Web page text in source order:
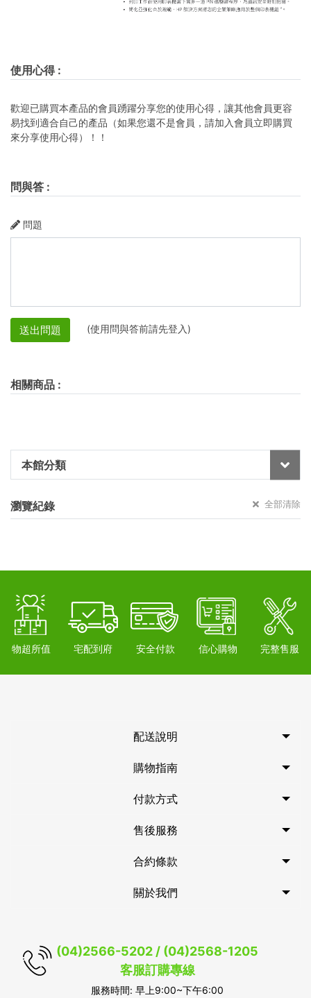
本館分類
瀏覽紀錄 全部清除
使用心得:
歡迎已購買本產品的會員踴躍分享您的使用心得，讓其他會員更容
易找到適合自己的產品（如果您還不是會員，請加入會員立即購買
來分享使用心得）！！
問與答 :
問題
送出問題 (使用問與答前請先登入)
相關商品 :
物超所值 宅配到府 安全付款 信心購物 完整售服
配送說明
購物指南
付款方式
售後服務
合約條款
關於我們
(04)2566-5202 / (04)2568-1205
客服訂購專線
服務時間: 早上9:00~下午6:00